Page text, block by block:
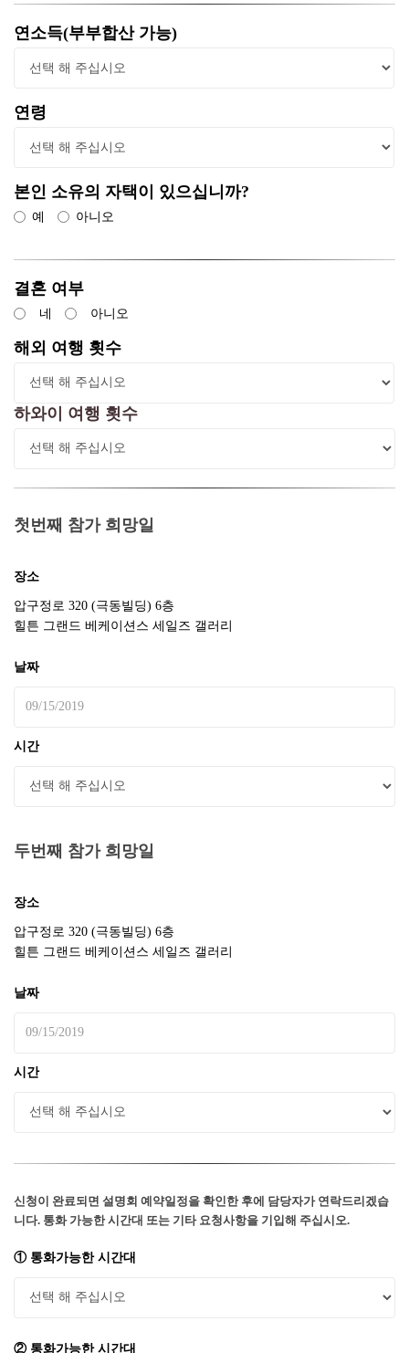
연소득(부부합산 가능)
연령
본인 소유의 자택이 있으십니까?
예 아니오
결혼 여부
네 아니오
해외 여행 횟수
하와이 여행 횟수
첫번째 참가 희망일
장소
압구정로 320 (극동빌딩) 6층
힐튼 그랜드 베케이션스 세일즈 갤러리
날짜
시간
두번째 참가 희망일
장소
압구정로 320 (극동빌딩) 6층
힐튼 그랜드 베케이션스 세일즈 갤러리
날짜
시간
신청이 완료되면 설명회 예약일정을 확인한 후에 담당자가 연락드리겠습
니다. 통화 가능한 시간대 또는 기타 요청사항을 기입해 주십시오.
① 통화가능한 시간대
② 통화가능한 시간대